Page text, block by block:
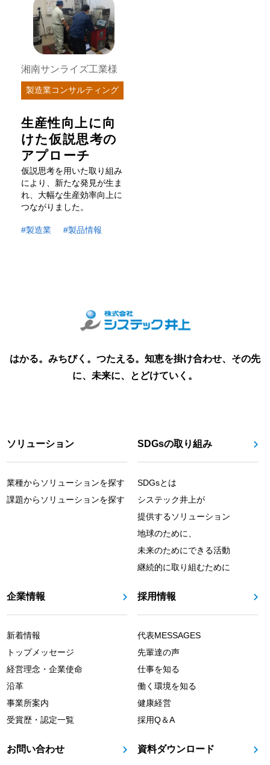
湘南サンライズ工業様
製造業コンサルティング
生産性向上に向
けた仮説思考の
アプローチ
仮説思考を用いた取り組み
により、新たな発見が生ま
れ、大幅な生産効率向上に
つながりました。
製造業 製品情報
はかる。みちびく。つたえる。知恵を掛け合わせ、その先
に、未来に、とどけていく。
ソリューション
業種からソリューションを探す
課題からソリューションを探す
SDGsの取り組み
SDGsとは
システック井上が
提供するソリューション
地球のために、
未来のためにできる活動
継続的に取り組むために
企業情報
新着情報
トップメッセージ
経営理念・企業使命
沿革
事業所案内
受賞歴・認定一覧
採用情報
代表MESSAGES
先輩達の声
仕事を知る
働く環境を知る
健康経営
採用Q＆A
お問い合わせ 資料ダウンロード